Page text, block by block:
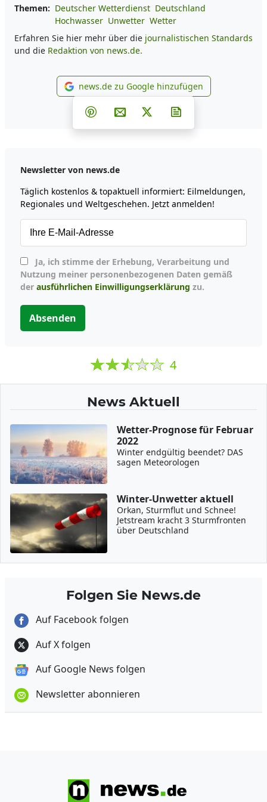
Themen: Deutscher Wetterdienst Deutschland
Hochwasser Unwetter Wetter
Erfahren Sie hier mehr über die journalistischen Standards
und die Redaktion von news.de.
news.de zu Google
news.de zu Google hinzufügen
Teilen auf Facebook
Teilen auf Whatsapp
Teilen auf Telegram
Teilen auf Pinterest
Per E-Mail teilen
Post auf X
Newsletter von news.de
Täglich kostenlos & topaktuell informiert: Eilmeldungen,
Regionales und Weltgeschehen. Jetzt anmelden!
Nutzung meiner personenbezogenen Daten gemäß
der ausführlichen Einwilligungserklärung zu.
Absenden
4
News Aktuell
Wetter-Prognose für Februar
2022
Winter endgültig beendet? DAS
sagen Meteorologen
Winter-Unwetter aktuell
Orkan, Sturmflut und Schnee!
Jetstream kracht 3 Sturmfronten
über Deutschland
Folgen Sie News.de
Auf Facebook folgen
Auf X folgen
Auf Google News folgen
Newsletter abonnieren